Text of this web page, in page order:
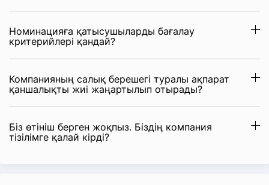
Номинацияға қатысушыларды бағалау
критерийлері қандай?
Компанияның салық берешегі туралы ақпарат
қаншалықты жиі жаңартылып отырады?
Біз өтініш берген жоқпыз. Біздің компания
тізілімге қалай кірді?